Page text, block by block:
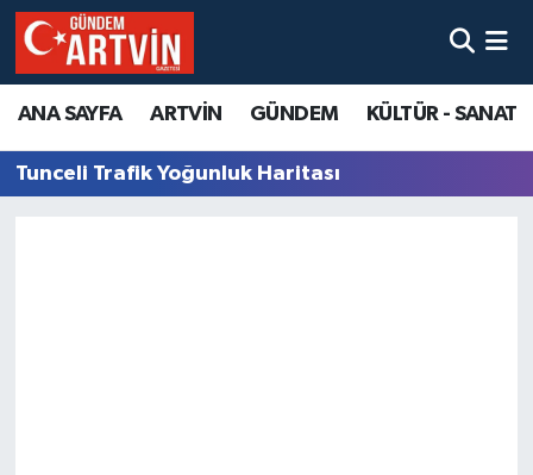
ANA SAYFA ARTVİN GÜNDEM KÜLTÜR - SANAT
Tunceli Trafik Yoğunluk Haritası